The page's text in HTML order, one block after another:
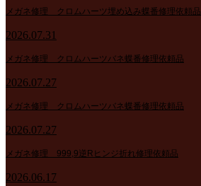
メガネ修理 クロムハーツ埋め込み蝶番修理依頼品
2026.07.31
メガネ修理 クロムハーツバネ蝶番修理依頼品
2026.07.27
メガネ修理 クロムハーツバネ蝶番修理依頼品
2026.07.27
メガネ修理 999,9逆Rヒンジ折れ修理依頼品
2026.06.17